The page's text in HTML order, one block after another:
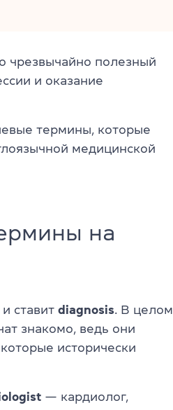
чрезвычайно полезный
и оказание
термины, которые
медицинской
на
и ставит diagnosis. В целом
знакомо, ведь они
исторически
— кардиолог,